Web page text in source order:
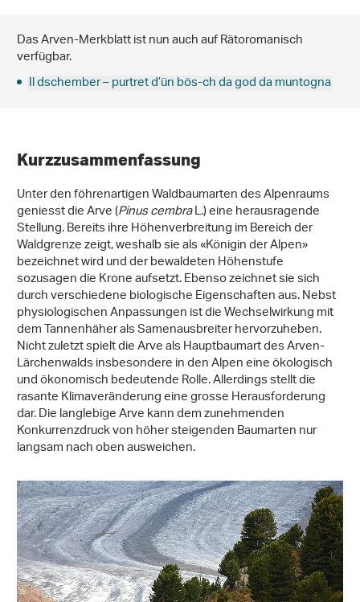
Das Arven-Merkblatt ist nun auch auf Rätoromanisch
verfügbar.
Il dschember – purtret d’ün bös-ch da god da muntogna
Kurzzusammenfassung
Unter den föhrenartigen Waldbaumarten des Alpenraums
geniesst die Arve (Pinus cembraL.) eine herausragende
Stellung. Bereits ihre Höhenverbreitung im Bereich der
Waldgrenze zeigt, weshalb sie als «Königin der Alpen»
bezeichnet wird und der bewaldeten Höhenstufe
sozusagen die Krone aufsetzt. Ebenso zeichnet sie sich
durch verschiedene biologische Eigenschaften aus. Nebst
physiologischen Anpassungen ist die Wechselwirkung mit
dem Tannenhäher als Samenausbreiter hervorzuheben.
Nicht zuletzt spielt die Arve als Hauptbaumart des Arven-
Lärchenwalds insbesondere in den Alpen eine ökologisch
und ökonomisch bedeutende Rolle. Allerdings stellt die
rasante Klimaveränderung eine grosse Herausforderung
dar. Die langlebige Arve kann dem zunehmenden
Konkurrenzdruck von höher steigenden Baumarten nur
langsam nach oben ausweichen.